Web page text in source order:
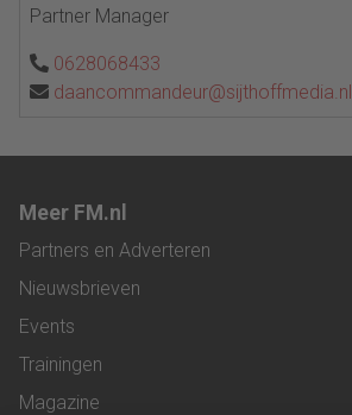
Partner Manager
0628068433
daancommandeur@sijthoffmedia.nl
Meer FM.nl
Partners en Adverteren
Nieuwsbrieven
Events
Trainingen
Magazine